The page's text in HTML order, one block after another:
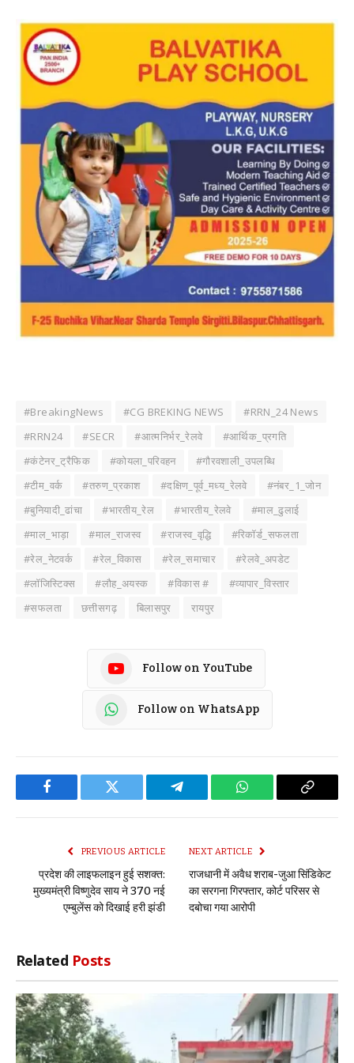
#BreakingNews #CG BREKING NEWS
#RRN_24 News
#RRN24
#SECR #आत्मनिर्भर_रेलवे
#आर्थिक_प्रगति
#कंटेनर_ट्रैफिक
#कोयला_परिवहन
#गौरवशाली_उपलब्धि
#टीम_वर्क
#तरुण_प्रकाश #दक्षिण_पूर्व_मध्य_रेलवे
#नंबर_1_जोन
#बुनियादी_ढांचा
#भारतीय_रेल #भारतीय_रेलवे
#माल_ढुलाई
#माल_भाड़ा
#माल_राजस्व #राजस्व_वृद्धि
#रिकॉर्ड_सफलता
#रेल_नेटवर्क
#रेल_विकास #रेल_समाचार
#रेलवे_अपडेट
#लॉजिस्टिक्स
#लौह_अयस्क #विकास #
#व्यापार_विस्तार
#सफलता
छत्तीसगढ़ बिलासपुर रायपुर
Follow on YouTube
Follow on WhatsApp
Facebook Twitter Telegram WhatsApp Copy
PREVIOUS ARTICLE
प्रदेश की लाइफलाइन हुई सशक्त:
मुख्यमंत्री विष्णुदेव साय ने 370 नई
एम्बुलेंस को दिखाई हरी झंडी
NEXT ARTICLE
राजधानी में अवैध शराब-जुआ सिंडिकेट
का सरगना गिरफ्तार, कोर्ट परिसर से
दबोचा गया आरोपी
Related Posts